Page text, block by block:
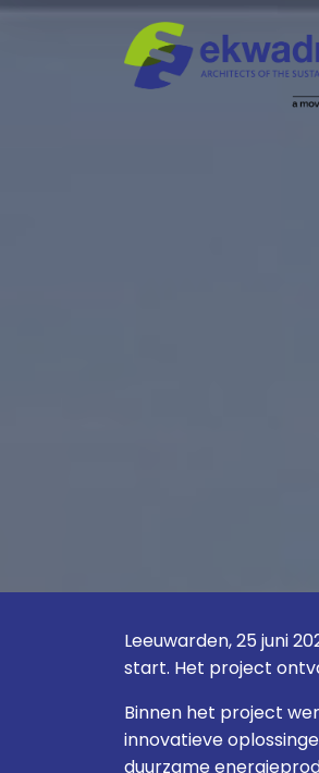
Leeuwarden, 25 juni
start. Het project
Binnen het project
innovatieve
duurzame